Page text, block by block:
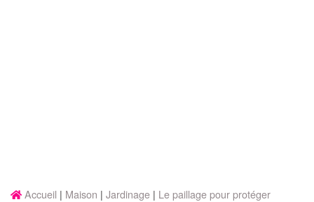
Accueil Maison Jardinage
Le paillage pour protéger